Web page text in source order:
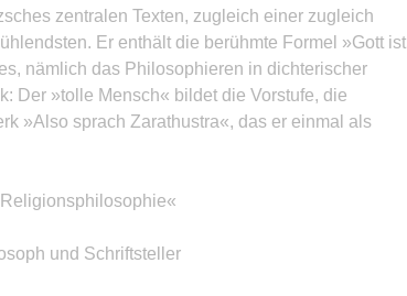
zentralen Texten, zugleich einer zugleich
Er enthält die berühmte Formel »Gott ist
nämlich das Philosophieren in dichterischer
Der »tolle Mensch« bildet die Vorstufe, die
»Also sprach Zarathustra«, das er einmal als
und Schriftsteller